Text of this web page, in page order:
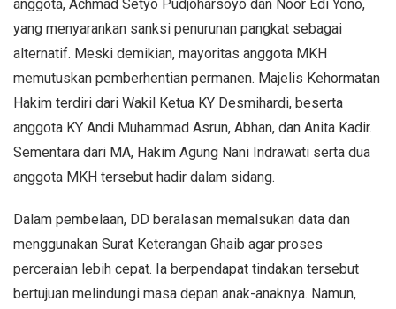
anggota, Achmad Setyo Pudjoharsoyo dan Noor Edi Yono,
yang menyarankan sanksi penurunan pangkat sebagai
alternatif. Meski demikian, mayoritas anggota MKH
memutuskan pemberhentian permanen. Majelis Kehormatan
Hakim terdiri dari Wakil Ketua KY Desmihardi, beserta
anggota KY Andi Muhammad Asrun, Abhan, dan Anita Kadir.
Sementara dari MA, Hakim Agung Nani Indrawati serta dua
anggota MKH tersebut hadir dalam sidang.
Dalam pembelaan, DD beralasan memalsukan data dan
menggunakan Surat Keterangan Ghaib agar proses
perceraian lebih cepat. Ia berpendapat tindakan tersebut
bertujuan melindungi masa depan anak-anaknya. Namun,